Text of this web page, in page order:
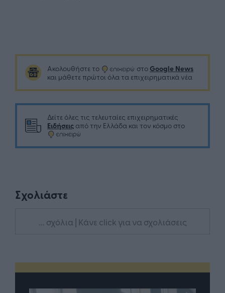
Ακολουθήστε το στο Google News
και μάθετε πρώτοι όλα τα επιχειρηματικά νέα
Δείτε όλες τις τελευταίες επιχειρηματικές
Ειδήσεις από την Ελλάδα και τον κόσμο στο
Σχολιάστε
... σχόλια | Κάνε click για να σχολιάσεις